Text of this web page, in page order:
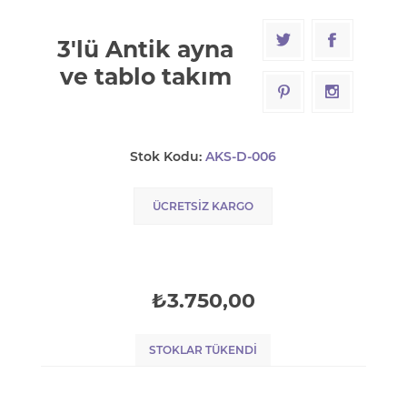
3'lü Antik ayna
ve tablo takım
Stok Kodu: AKS-D-006
ÜCRETSIZ KARGO
₺3.750,00
STOKLAR TÜKENDI